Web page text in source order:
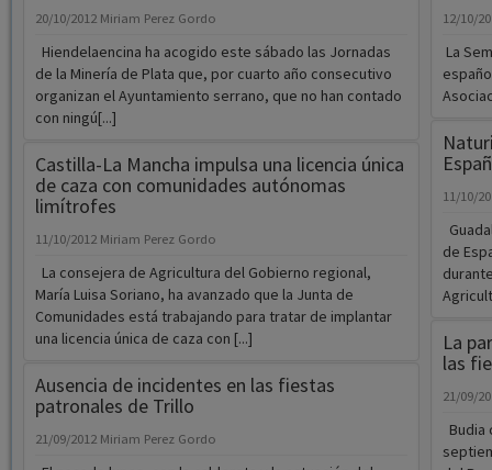
20/10/2012 Miriam Perez Gordo
Hiendelaencina ha acogido este sábado las Jornadas
de la Minería de Plata que, por cuarto año consecutivo
organizan el Ayuntamiento serrano, que no han contado
con ningú[...]
Castilla-La Mancha impulsa una licencia única
de caza con comunidades autónomas
limítrofes
11/10/2012 Miriam Perez Gordo
La consejera de Agricultura del Gobierno regional,
María Luisa Soriano, ha avanzado que la Junta de
Comunidades está trabajando para tratar de implantar
una licencia única de caza con [...]
Ausencia de incidentes en las fiestas
patronales de Trillo
21/09/2012 Miriam Perez Gordo
12/10/
La
11/10/
de
La
las
21/09/
Budia